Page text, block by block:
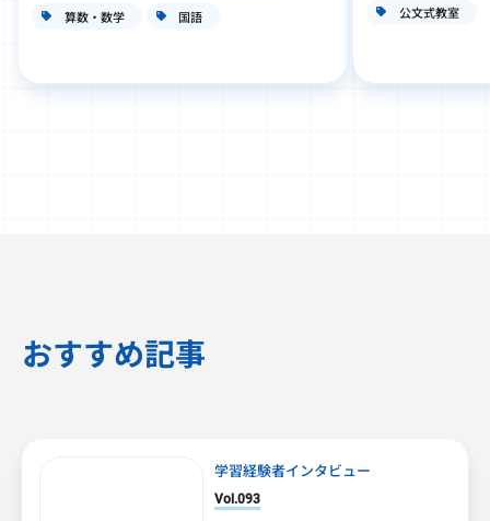
算数・数学 国語 公文式教室
おすすめ記事
学習経験者インタビュー
Vol.093